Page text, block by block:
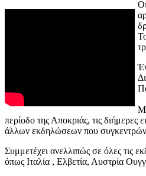
περίοδο της Αποκριάς, τις
άλλων εκδηλώσεων που
Συμμετέχει ανελλιπώς σε όλες τις
όπως Ιταλία , Ελβετία, Αυστρία